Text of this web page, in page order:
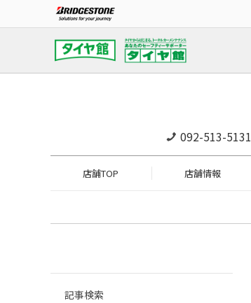
092-513-5131
店舗TOP 店舗情報
記事検索